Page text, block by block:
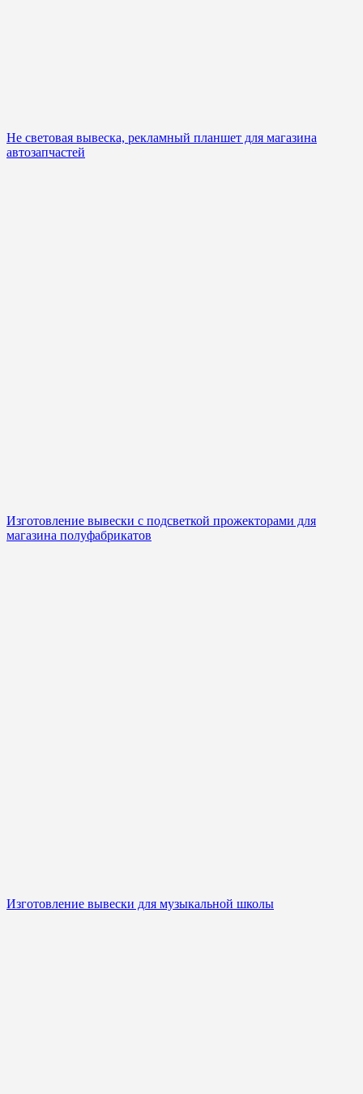
Не световая вывеска, рекламный планшет для магазина
автозапчастей
Изготовление вывески с подсветкой прожекторами для
магазина полуфабрикатов
Изготовление вывески для музыкальной школы